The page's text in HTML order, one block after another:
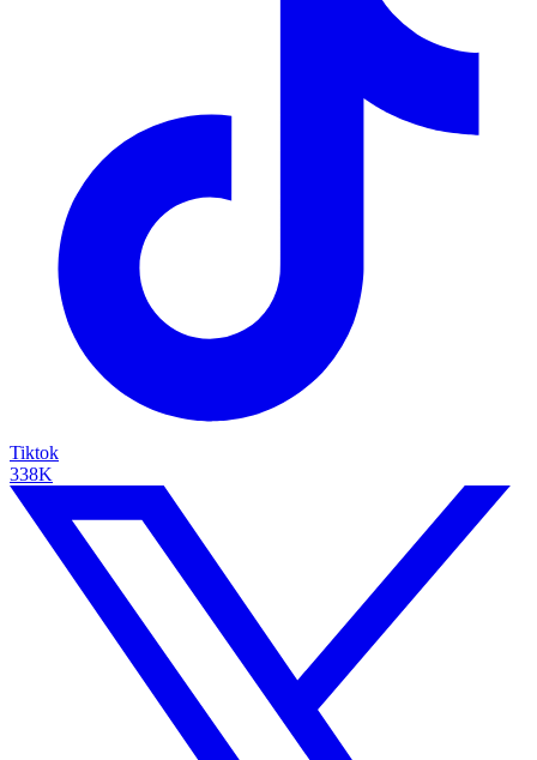
Tiktok
338K